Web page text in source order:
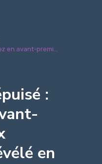
en avant-premi...
:
en